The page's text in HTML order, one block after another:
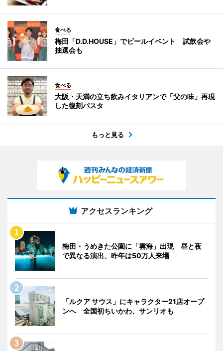
食べる
梅田「D.D.HOUSE」でビールイベント 試飲会や
抽選会も
食べる
大阪・天満の立ち飲みイタリアンで「父の味」再現
した復刻パスタ
もっと見る
アクセスランキング
梅田・うめきた公園に「雲海」出現 昼と夜
で異なる演出、昨年は50万人来場
「ルクア サウス」にキャラクター21店オープ
ンへ 全国初ちいかわ、サンリオも